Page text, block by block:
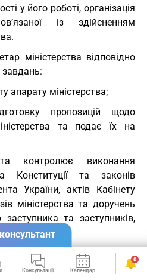
у його роботі, організація
із здійсненням
міністерства відповідно
апарату міністерства;
пропозицій щодо
та подає їх на
контролює виконання
Конституції та законів
України, актів Кабінету
міністерства та доручень
заступника та заступників,
для затвердження
звітує про їх виконання;
Консультації Календар Сервіси
0